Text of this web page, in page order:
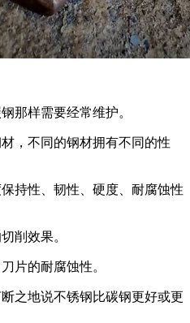
那样需要经常维护。
，不同的钢材拥有不同的性
持性、韧性、硬度、耐腐蚀性
削效果。
片的耐腐蚀性。
之地说不锈钢比碳钢更好或更